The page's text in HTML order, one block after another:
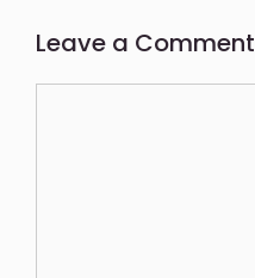
Leave a Comment